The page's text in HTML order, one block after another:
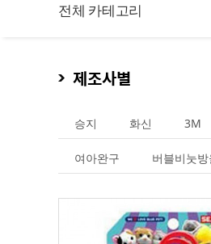
전체 카테고리
제조사별
승지 화신 3M
여아완구 버블비눗방